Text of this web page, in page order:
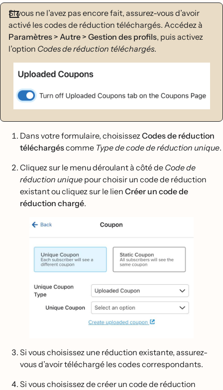
Si vous ne l’avez pas encore fait, assurez-vous d’avoir
activé les codes de réduction téléchargés. Accédez à
Paramètres > Autre > Gestion des profils, puis activez
l’option Codes de réduction téléchargés.
Dans votre formulaire, choisissez Codes de réduction
téléchargéscomme Type de code de réduction unique.
Cliquez sur le menu déroulant à côté de Code de
réduction unique pour choisir un code de réduction
existant ou cliquez sur le lien Créer un code de
réduction chargé.
Si vous choisissez une réduction existante, assurez-
vous d’avoir téléchargé les codes correspondants.
Si vous choisissez de créer un code de réduction